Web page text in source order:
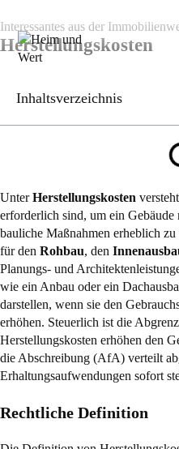
Interessantes aus der
Herstellungskosten
Inhaltsverzeichnis
UnterHerstellungskosten
erforderlich sind, um ein Gebäude
bauliche Maßnahmen erheblich
für den Rohbau, den
Planungs- und
wie ein Anbau oder ein
darstellen, wenn sie den
erhöhen. Steuerlich ist die
Herstellungskosten erhöhen den
die Abschreibung (AfA) verteilt
Erhaltungsaufwendungen sofort
Rechtliche Definition